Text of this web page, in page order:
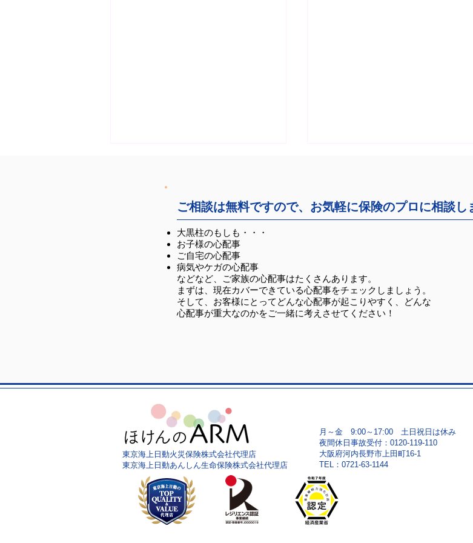
セミナーのお知らせ
ご相談は無料ですので、お気軽に保険のプロに相談し
大黒柱のもしも・・・
お子様の心配事
ご自宅の心配事
病気やケガの心配事
などなど、ご家族の心配事はたくさんあります。
まずは、現在カバーできている心配事をチェックしましょう。
そして、お客様にとってどんな心配事が起こりやすく、どんな
心配事が重大なのかをご一緒に考えさせてください！
東京海上日動火災保険株式会社代理店
東京海上日動あんしん生命保険株式会社代理店
月～金 9:00～17:00 土日祝日は休み
夜間休日事故受付：0120-119-110
大阪府河内長野市上田町16-1
​TEL：0721-63-1144